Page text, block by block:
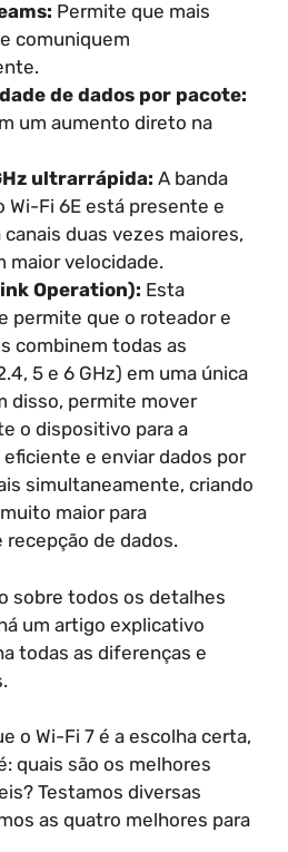
Permite que mais
comuniquem
de dados por pacote:
um aumento direto na
ultrarrápida: A banda
Wi-Fi 6E está presente e
duas vezes maiores,
maior velocidade.
Operation): Esta
permite que o roteador e
combinem todas as
5 e 6 GHz) em uma única
disso, permite mover
o dispositivo para a
e enviar dados por
simultaneamente, criando
maior para
recepção de dados.
sobre todos os detalhes
um artigo explicativo
todas as diferenças e
o Wi-Fi 7 é a escolha certa,
quais são os melhores
Testamos diversas
as quatro melhores para